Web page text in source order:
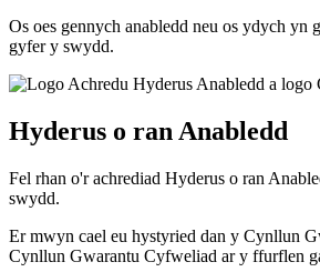
Os oes gennych anabledd neu os ydych
gyfer y swydd.
Hyderus o ran Anabledd
Fel rhan o'r achrediad Hyderus o ran
swydd.
Er mwyn cael eu hystyried dan y Cynllun
Cynllun Gwarantu Cyfweliad ar y ffurflen